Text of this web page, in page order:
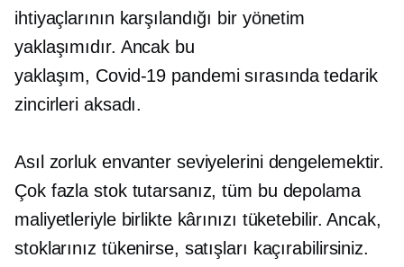
ihtiyaçlarının karşılandığı bir yönetim
yaklaşımıdır. Ancak bu
yaklaşım, Covid-19 pandemi sırasında tedarik
zincirleri aksadı.
Asıl zorluk envanter seviyelerini dengelemektir.
Çok fazla stok tutarsanız, tüm bu depolama
maliyetleriyle birlikte kârınızı tüketebilir. Ancak,
stoklarınız tükenirse, satışları kaçırabilirsiniz.